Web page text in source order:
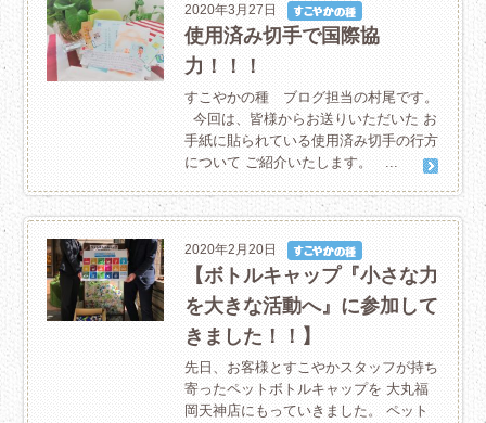
2020年3月27日
使用済み切手で国際協
力！！！
すこやかの種 ブログ担当の村尾です。
今回は、皆様からお送りいただいた お
手紙に貼られている使用済み切手の行方
について ご紹介いたします。 ...
2020年2月20日
【ボトルキャップ『小さな力
を大きな活動へ』に参加して
きました！！】
先日、お客様とすこやかスタッフが持ち
寄ったペットボトルキャップを 大丸福
岡天神店にもっていきました。 ペット